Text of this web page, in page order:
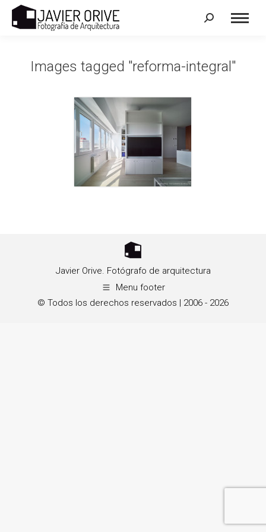
Search:
Images tagged "reforma-integral"
Javier Orive. Fotógrafo de arquitectura
Menu footer
© Todos los derechos reservados | 2006 - 2026